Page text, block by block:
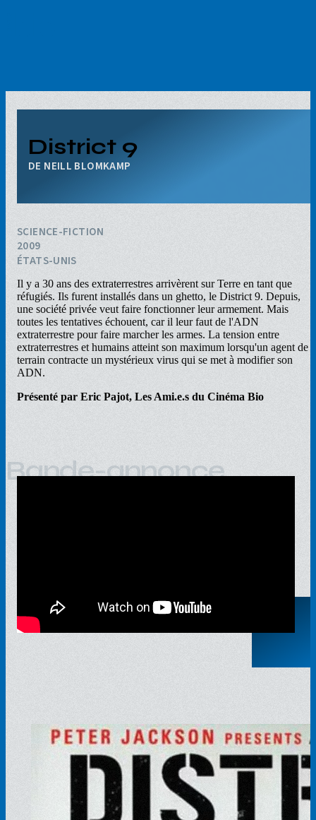
District 9
NEILL BLOMKAMP
SCIENCE-FICTION
2009
ÉTATS-UNIS
Il y a 30 ans des extraterrestres arrivèrent sur Terre en tant que
réfugiés. Ils furent installés dans un ghetto, le District 9. Depuis,
une société privée veut faire fonctionner leur armement. Mais
toutes les tentatives échouent, car il leur faut de l'ADN
extraterrestre pour faire marcher les armes. La tension entre
extraterrestres et humains atteint son maximum lorsqu'un agent de
terrain contracte un mystérieux virus qui se met à modifier son
ADN.
Présenté par Eric Pajot, Les Ami.e.s du Cinéma Bio
Bande-annonce